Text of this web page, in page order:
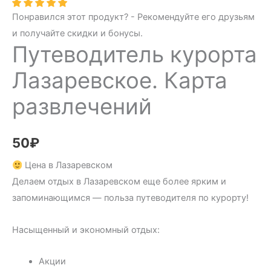
Понравился этот продукт? - Рекомендуйте его друзьям
и получайте скидки и бонусы.
Путеводитель курорта
Лазаревское. Карта
развлечений
50₽
Цена в Лазаревском
Делаем отдых в Лазаревском еще более ярким и
запоминающимся — польза путеводителя по курорту!
Насыщенный и экономный отдых:
Акции